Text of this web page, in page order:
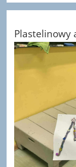
Plastelinowy